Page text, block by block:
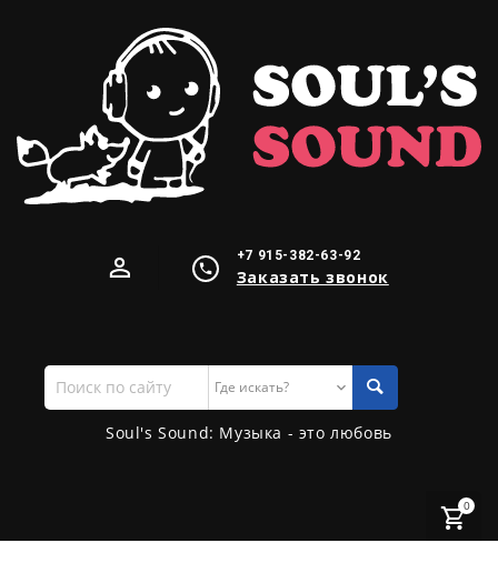
+7 915-382-63-92
Заказать звонок
Поиск
по
сайту
Soul's Sound: Музыка - это любовь
0